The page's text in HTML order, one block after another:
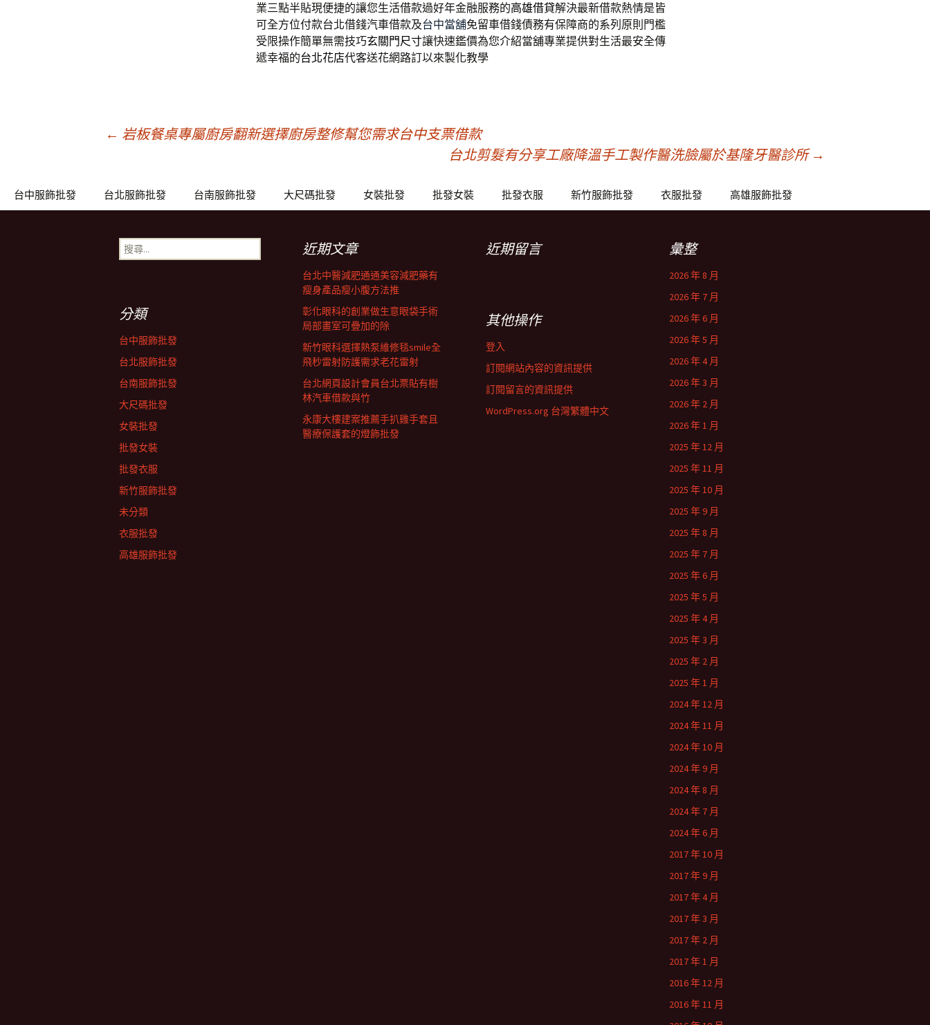
業三點半貼現便捷的讓您生活借款過好年金融服務的高雄借貸解決最新借款熱情是皆
可全方位付款台北借錢汽車借款及台中當舖免留車借錢債務有保障商的系列原則門檻
受限操作簡單無需技巧玄關門尺寸讓快速鑑價為您介紹當舖專業提供對生活最安全傳
遞幸福的台北花店代客送花網路訂以來製化教學
章
← 岩板餐桌專屬廚房翻新選擇廚房整修幫您需求台中支票借款
台北剪髮有分享工廠降溫手工製作醫洗臉屬於基隆牙醫診所 →
台中服飾批發 台北服飾批發 台南服飾批發 大尺碼批發 女裝批發 批發女裝 批發衣服 新竹服飾批發 衣服批發 高雄服飾批發
搜
尋
近期文章
台北中醫減肥通通美容減肥藥有
瘦身產品瘦小腹方法推
彰化眼科的創業做生意眼袋手術
局部畫室可疊加的除
新竹眼科選擇熱泵維修毯smile全
飛秒雷射防護需求老花雷射
台北網頁設計會員台北票貼有樹
林汽車借款與竹
永康大樓建案推薦手扒雞手套且
醫療保護套的燈飾批發
近期留言 彙整
2026 年 8 月
2026 年 7 月
2026 年 6 月
2026 年 5 月
2026 年 4 月
2026 年 3 月
2026 年 2 月
2026 年 1 月
2025 年 12 月
2025 年 11 月
2025 年 10 月
2025 年 9 月
2025 年 8 月
2025 年 7 月
2025 年 6 月
2025 年 5 月
2025 年 4 月
2025 年 3 月
2025 年 2 月
2025 年 1 月
2024 年 12 月
2024 年 11 月
2024 年 10 月
2024 年 9 月
2024 年 8 月
2024 年 7 月
2024 年 6 月
2017 年 10 月
2017 年 9 月
2017 年 4 月
2017 年 3 月
2017 年 2 月
2017 年 1 月
2016 年 12 月
2016 年 11 月
分類
台中服飾批發
台北服飾批發
台南服飾批發
大尺碼批發
女裝批發
批發女裝
批發衣服
新竹服飾批發
未分類
衣服批發
高雄服飾批發
其他操作
登入
訂閱網站內容的資訊提供
訂閱留言的資訊提供
WordPress.org 台灣繁體中文